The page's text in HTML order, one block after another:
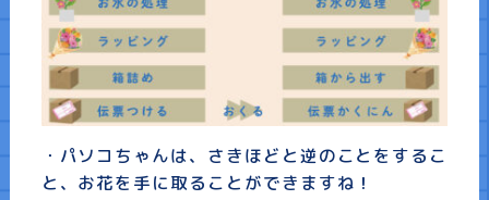
・パソコちゃんは、さきほどと逆のことをするこ
と、お花を手に取ることができますね！